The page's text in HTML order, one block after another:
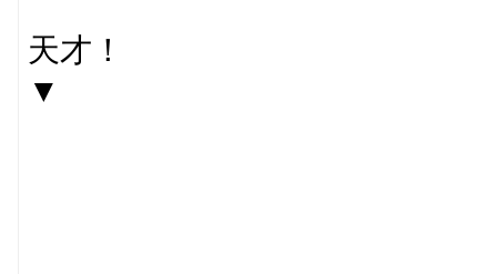
天才！
▼